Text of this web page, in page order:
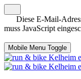
Diese E-Mail-
muss JavaScript
Mobile Menu Toggle